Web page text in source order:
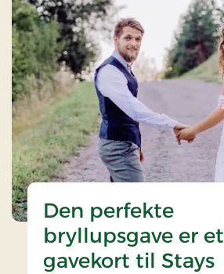
Den perfekte
bryllupsgave er et
gavekort til Stays